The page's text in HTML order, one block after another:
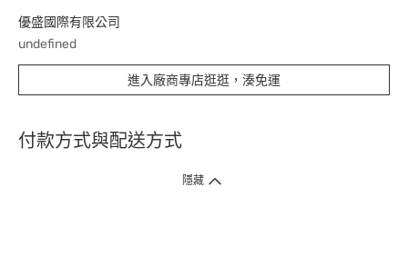
優盛國際有限公司
undefined
進入廠商專店逛逛，湊免運
付款方式與配送方式
隱藏